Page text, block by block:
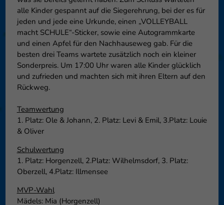
alle Kinder gespannt auf die Siegerehrung, bei der es für
jeden und jede eine Urkunde, einen „VOLLEYBALL
macht SCHULE“-Sticker, sowie eine Autogrammkarte
und einen Apfel für den Nachhauseweg gab. Für die
besten drei Teams wartete zusätzlich noch ein kleiner
Sonderpreis. Um 17:00 Uhr waren alle Kinder glücklich
und zufrieden und machten sich mit ihren Eltern auf den
Rückweg.
Teamwertung
1. Platz: Ole & Johann, 2. Platz: Levi & Emil, 3.Platz: Louie
& Oliver
Schulwertung
1. Platz: Horgenzell, 2.Platz: Wilhelmsdorf, 3. Platz:
Oberzell, 4.Platz: Illmensee
MVP-Wahl
Mädels: Mia (Horgenzell)
können Ihre Einwilligung zu ganzen Kategorien geben oder sich
weitere Informationen anzeigen lassen und so nur bestimmte
Cookies auswählen.
Speichern Nur essenzielle Cookies akzeptieren
Zurück
Datenschutzeinstellungen
Essenziell (1)
Essenzielle Cookies ermöglichen grundlegende Funktionen und sind für
die einwandfreie Funktion der Website erforderlich.
Externe Medien (6)
Inhalte von Videoplattformen und Social-Media-Plattformen werden
standardmäßig blockiert. Wenn Cookies von externen Medien akzeptiert
Einwilligung mehr.